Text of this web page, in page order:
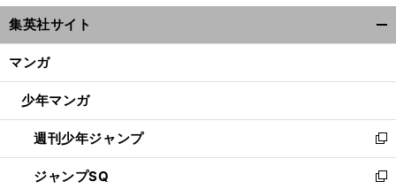
ウ
ィ
ン
ウ
開
く
集英社サイト
マンガ
少年マンガ
週刊少年ジャンプ
新
し
い
ジャンプSQ
新